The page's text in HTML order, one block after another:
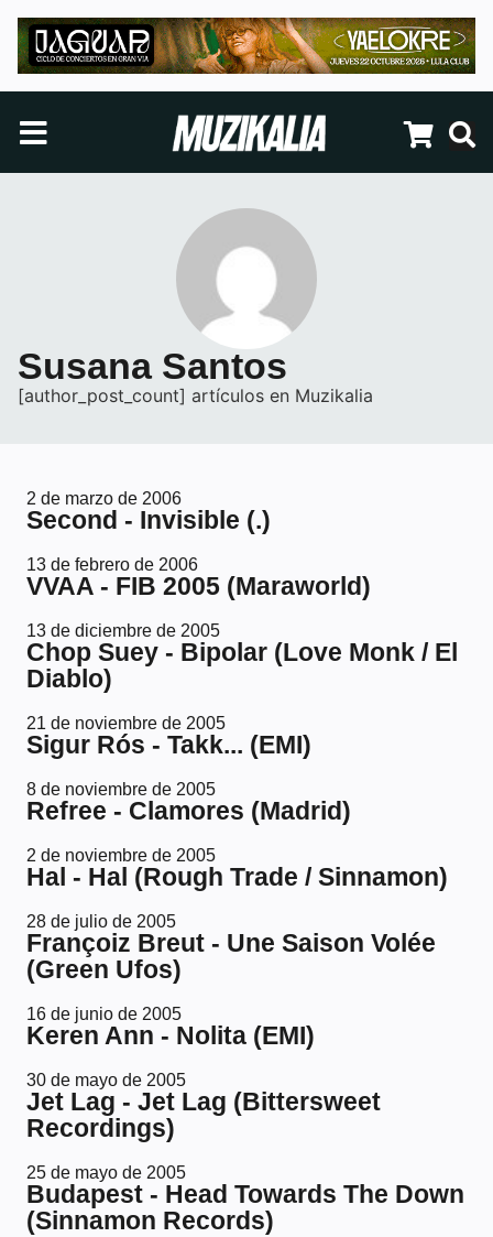
Susana Santos
[author_post_count] artículos en Muzikalia
2 de marzo de 2006
Second - Invisible (.)
13 de febrero de 2006
VVAA - FIB 2005 (Maraworld)
13 de diciembre de 2005
Chop Suey - Bipolar (Love Monk / El
Diablo)
21 de noviembre de 2005
Sigur Rós - Takk... (EMI)
8 de noviembre de 2005
Refree - Clamores (Madrid)
2 de noviembre de 2005
Hal - Hal (Rough Trade / Sinnamon)
28 de julio de 2005
Françoiz Breut - Une Saison Volée
(Green Ufos)
16 de junio de 2005
Keren Ann - Nolita (EMI)
30 de mayo de 2005
Jet Lag - Jet Lag (Bittersweet
Recordings)
25 de mayo de 2005
Budapest - Head Towards The Down
(Sinnamon Records)